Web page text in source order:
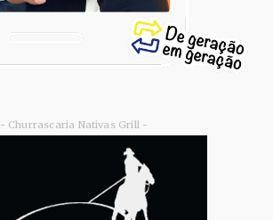
- Churrascaria Nativas Grill -